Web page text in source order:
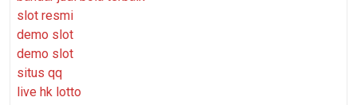
slot resmi
demo slot
demo slot
situs qq
live hk lotto